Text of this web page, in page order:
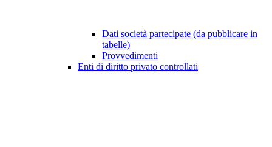
Dati società partecipate (da pubblicare in
tabelle)
Provvedimenti
Enti di diritto privato controllati